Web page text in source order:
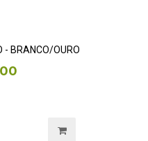
- BRANCO/OURO